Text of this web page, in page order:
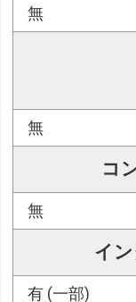
無
無
コ
無
イ
有 (一部)